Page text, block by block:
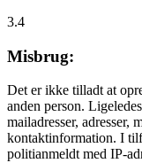
3.4
Misbrug:
Det er ikke tilladt at
anden person.
mailadresser, adresser,
kontaktinformation. I
politianmeldt med IP-